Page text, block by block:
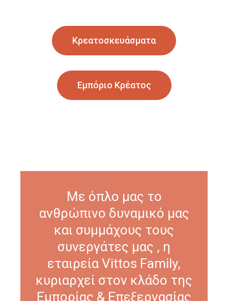
Κρεατοσκευάσματα
Εμπόριο Κρέατος
Με όπλο μας το
ανθρώπινο δυναμικό μας
και συμμάχους τους
συνεργάτες μας , η
εταιρεία Vittos Family,
κυριαρχεί στον κλάδο της
Εμπορίας & Επεξεργασίας